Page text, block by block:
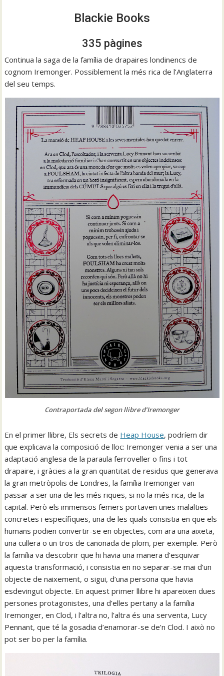
Blackie Books
335 pàgines
Continua la saga de la família de drapaires londinencs de
cognom Iremonger. Possiblement la més rica de l’Anglaterra
del seu temps.
Contraportada del segon llibre d’Iremonger
En el primer llibre, Els secrets de Heap House, podríem dir
que explicava la composició de lloc: Iremonger venia a ser una
adaptació anglesa de la paraula ferroveller o fins i tot
drapaire, i gràcies a la gran quantitat de residus que generava
la gran metròpolis de Londres, la família Iremonger van
passar a ser una de les més riques, si no la més rica, de la
capital. Però els immensos femers portaven unes malalties
concretes i específiques, una de les quals consistia en que els
humans podien convertir-se en objectes, com ara una aixeta,
una cullera o un tros de canonada de plom, per exemple. Però
la família va descobrir que hi havia una manera d’esquivar
aquesta transformació, i consistia en no separar-se mai d’un
objecte de naixement, o sigui, d’una persona que havia
esdevingut objecte. En aquest primer llibre hi apareixen dues
persones protagonistes, una d’elles pertany a la família
Iremonger, en Clod, i l’altra no, l’altra és una serventa, Lucy
Pennant, que té la gosadia d’enamorar-se de’n Clod. I això no
pot ser bo per la família.